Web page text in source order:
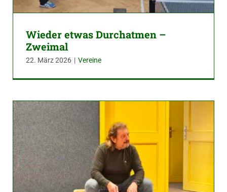
Wieder etwas Durchatmen –
Zweimal
22. März 2026 | Vereine